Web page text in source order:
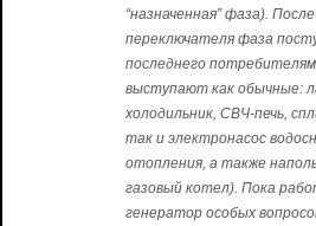
“назначенная” фаза).
переключателя фаза
последнего
выступают как обычные:
холодильник, СВЧ-печь,
так и электронасос
отопления, а также
газовый котел). Пока
генератор особых